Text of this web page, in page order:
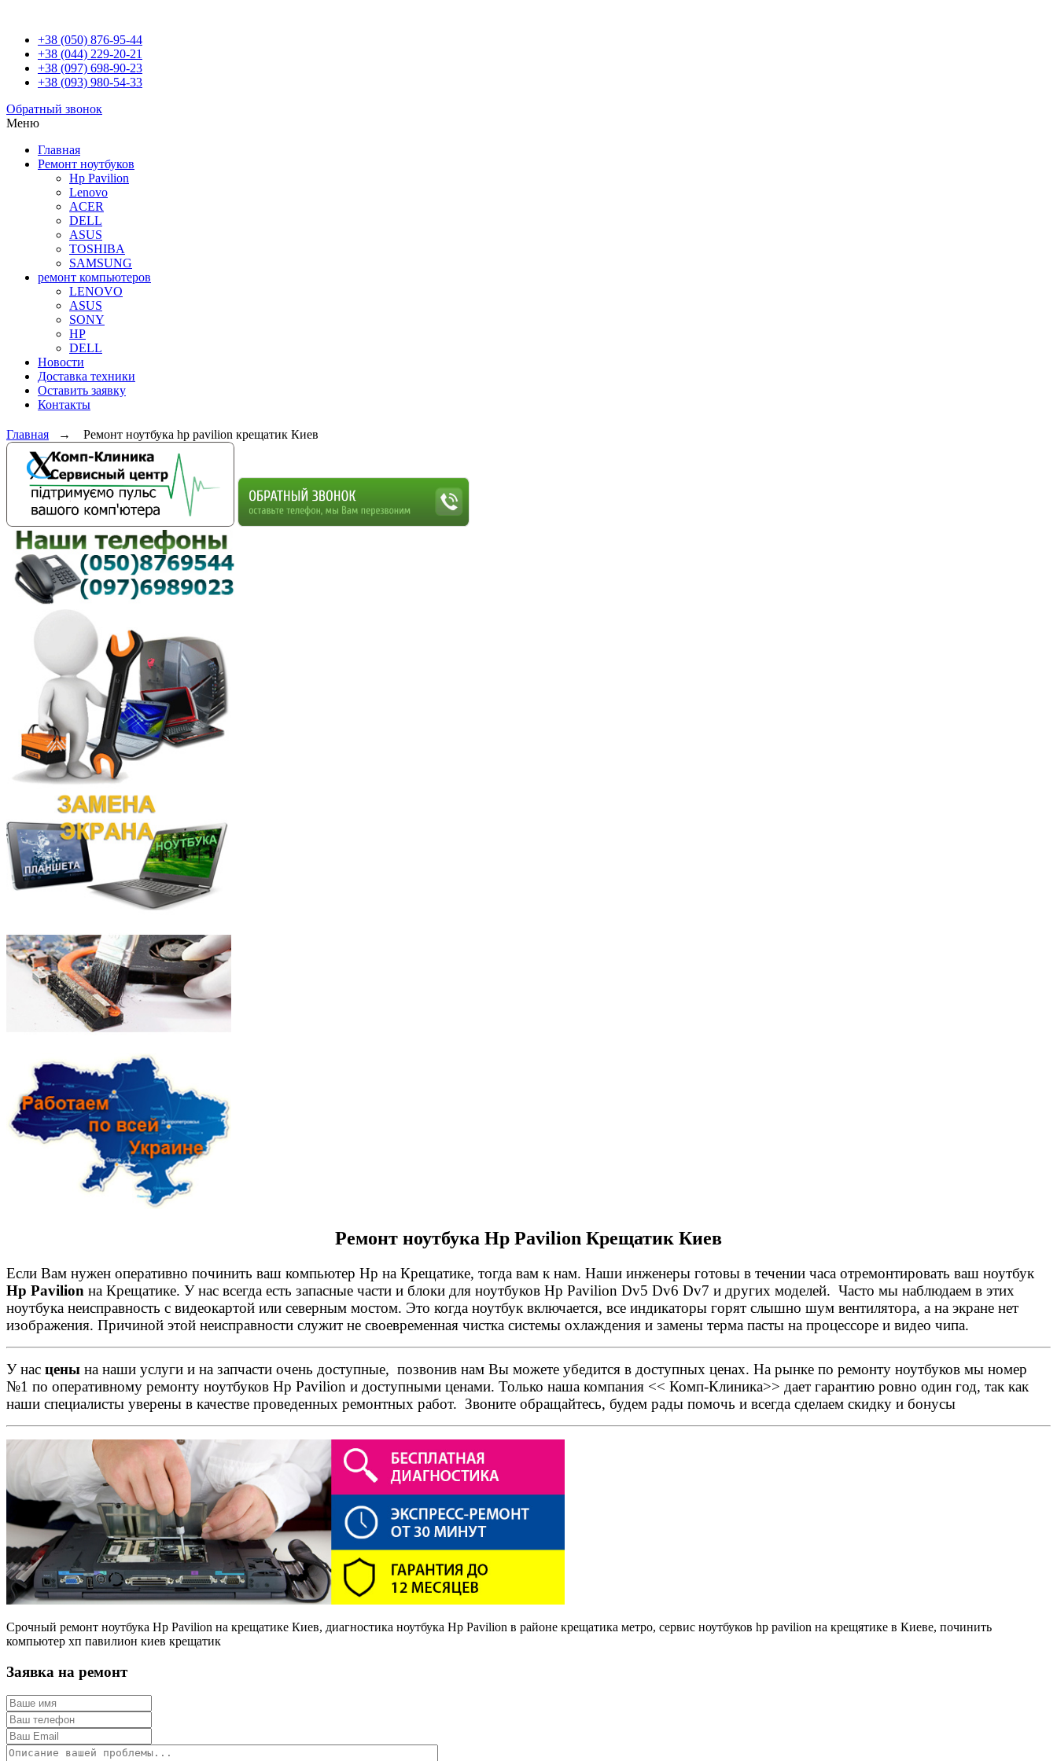
+38 (050) 876-95-44
+38 (044) 229-20-21
+38 (097) 698-90-23
+38 (093) 980-54-33
Обратный звонок
Меню
Главная
Ремонт ноутбуков
Hp Pavilion
Lenovo
ACER
DELL
ASUS
TOSHIBA
SAMSUNG
ремонт компьютеров
LENOVO
ASUS
SONY
HP
DELL
Новости
Доставка техники
Оставить заявку
Контакты
Главная → Ремонт ноутбука hp pavilion крещатик Киев
Ремонт ноутбука Hp Pavilion Крещатик Киев
Если Вам нужен оперативно починить ваш компьютер Hp на Крещатике, тогда вам к нам. Наши инженеры готовы в течении часа отремонтировать ваш ноутбук
Hp Pavilion на Крещатике. У нас всегда есть запасные части и блоки для ноутбуков Hp Pavilion Dv5 Dv6 Dv7 и других моделей. Часто мы наблюдаем в этих
ноутбука неисправность с видеокартой или северным мостом. Это когда ноутбук включается, все индикаторы горят слышно шум вентилятора, а на экране нет
изображения. Причиной этой неисправности служит не своевременная чистка системы охлаждения и замены терма пасты на процессоре и видео чипа.
У нас цены на наши услуги и на запчасти очень доступные, позвонив нам Вы можете убедится в доступных ценах. На рынке по ремонту ноутбуков мы номер
№1 по оперативному ремонту ноутбуков Hp Pavilion и доступными ценами. Только наша компания << Комп-Клиника>> дает гарантию ровно один год, так как
наши специалисты уверены в качестве проведенных ремонтных работ. Звоните обращайтесь, будем рады помочь и всегда сделаем скидку и бонусы
Срочный ремонт ноутбука Hp Pavilion на крещатике Киев, диагностика ноутбука Hp Pavilion в районе крещатика метро, сервис ноутбуков hp pavilion на крещятике в Киеве, починить
компьютер хп павилион киев крещатик
Заявка на ремонт